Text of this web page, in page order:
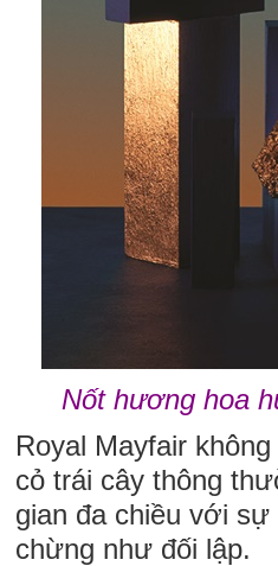
Nốt hương hoa
Royal Mayfair
cỏ trái cây thông
gian đa chiều với
chừng như đối lập.